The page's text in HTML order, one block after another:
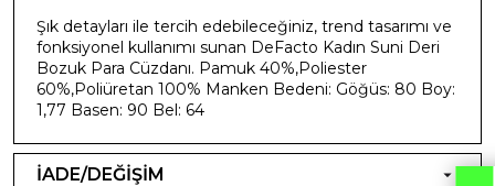
Şık detayları ile tercih edebileceğiniz, trend tasarımı ve
fonksiyonel kullanımı sunan DeFacto Kadın Suni Deri
Bozuk Para Cüzdanı. Pamuk 40%,Poliester
60%,Poliüretan 100% Manken Bedeni: Göğüs: 80 Boy:
1,77 Basen: 90 Bel: 64
İADE/DEĞİŞİM